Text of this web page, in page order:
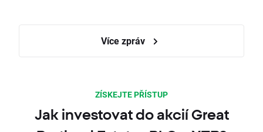
Více zpráv
ZÍSKEJTE PŘÍSTUP
Jak investovat do akcií Great